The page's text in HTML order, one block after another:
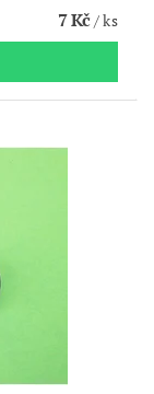
7 Kč/ ks